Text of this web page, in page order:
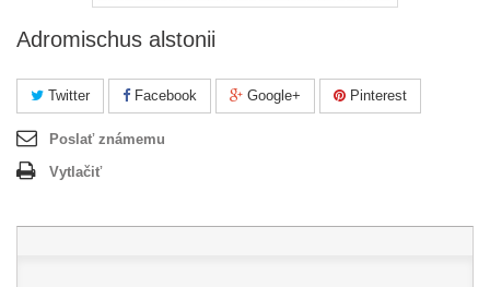
Adromischus alstonii
Twitter Facebook Google+ Pinterest
Poslať známemu
Vytlačiť